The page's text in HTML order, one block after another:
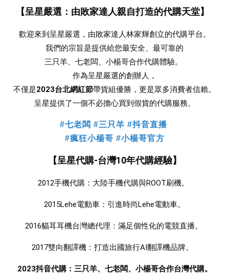
【呈星嚴選：由敗家達人親自打造的代購天堂】
歡迎來到呈星嚴選，由敗家達人林家輝創立的代購平台。
我們的宗旨是提供給您最安全、最可靠的
三只羊、七老闆、小楊哥合作代購體驗。
作為呈星嚴選的創辦人，
不僅是2023台北網紅節帶貨組優勝，更是眾多消費者信賴。
呈星提供了一個不必擔心買到假貨的代購服務。
#七老闆 #三只羊 #抖音直播
#瘋狂小楊哥 #小楊哥官方
【呈星代購-台灣10年代購經驗】
2012手機代購：大陸手機代購與ROOT刷機。
2015Lehe電動車：引進時尚Lehe電動車。
2016貓耳耳機台灣總代理：滿足個性化的電競直播。
2017雙向翻譯機：打造出國旅行AI翻譯機品牌。
2023抖音代購：三只羊、七老闆、小楊哥合作台灣代購。